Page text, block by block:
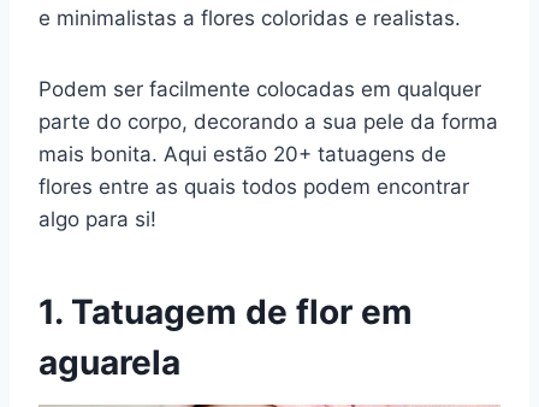
e minimalistas a flores coloridas e realistas.
Podem ser facilmente colocadas em qualquer
parte do corpo, decorando a sua pele da forma
mais bonita. Aqui estão 20+ tatuagens de
flores entre as quais todos podem encontrar
algo para si!
1. Tatuagem de flor em
aguarela